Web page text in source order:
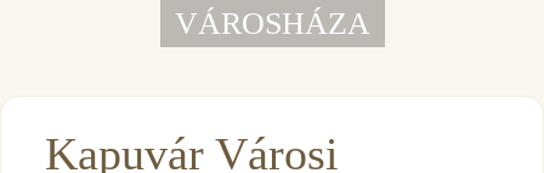
VÁROSHÁZA
Kapuvár Városi